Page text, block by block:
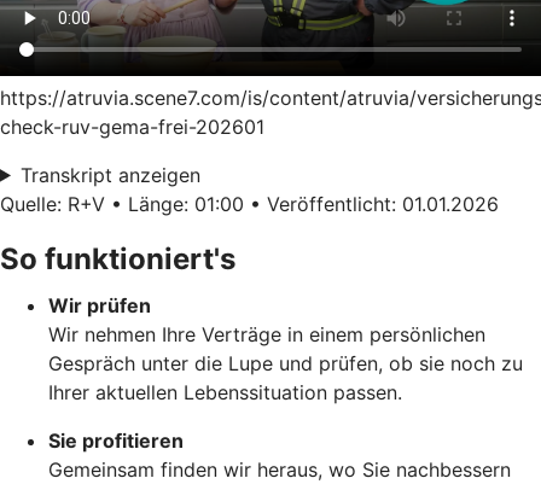
https://atruvia.scene7.com/is/content/atruvia/
check-ruv-gema-frei-202601
Transkript anzeigen
Quelle: R+V • Länge: 01:00 • Veröffentlicht: 01.01.2026
So funktioniert's
Wir prüfen
Wir nehmen Ihre Verträge in einem persönlichen
Gespräch unter die Lupe und prüfen, ob sie noch zu
Ihrer aktuellen Lebenssituation passen.
Sie profitieren
Gemeinsam finden wir heraus, wo Sie nachbessern